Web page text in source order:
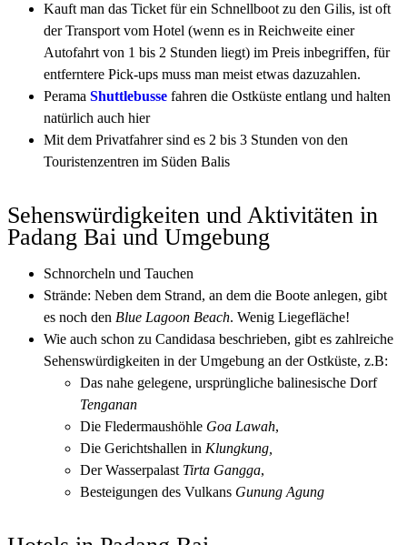
Kauft man das Ticket für ein Schnellboot zu den Gilis, ist oft
der Transport vom Hotel (wenn es in Reichweite einer
Autofahrt von 1 bis 2 Stunden liegt) im Preis inbegriffen, für
entferntere Pick-ups muss man meist etwas dazuzahlen.
Perama Shuttlebusse fahren die Ostküste entlang und halten
natürlich auch hier
Mit dem Privatfahrer sind es 2 bis 3 Stunden von den
Touristenzentren im Süden Balis
Sehenswürdigkeiten und Aktivitäten in
Padang Bai und Umgebung
Schnorcheln und Tauchen
Strände: Neben dem Strand, an dem die Boote anlegen, gibt
es noch den Blue Lagoon Beach. Wenig Liegefläche!
Wie auch schon zu Candidasa beschrieben, gibt es zahlreiche
Sehenswürdigkeiten in der Umgebung an der Ostküste, z.B:
Das nahe gelegene, ursprüngliche balinesische Dorf
Tenganan
Die Fledermaushöhle Goa Lawah,
Die Gerichtshallen in Klungkung,
Der Wasserpalast Tirta Gangga,
Besteigungen des Vulkans Gunung Agung